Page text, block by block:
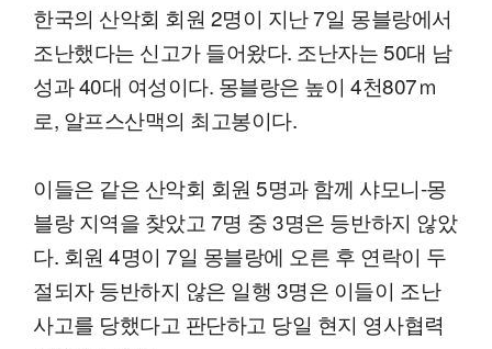
한국의 산악회 회원 2명이 지난 7일 몽블랑에서
조난했다는 신고가 들어왔다. 조난자는 50대 남
성과 40대 여성이다. 몽블랑은 높이 4천807ｍ
로, 알프스산맥의 최고봉이다.
이들은 같은 산악회 회원 5명과 함께 샤모니-몽
블랑 지역을 찾았고 7명 중 3명은 등반하지 않았
다. 회원 4명이 7일 몽블랑에 오른 후 연락이 두
절되자 등반하지 않은 일행 3명은 이들이 조난
사고를 당했다고 판단하고 당일 현지 영사협력